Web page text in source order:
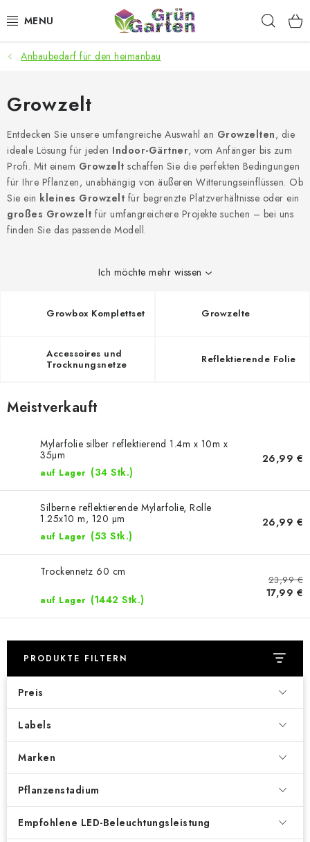
Inhalt
ANGEBOTE
LED PFLANZENLAMPEN
ANBAUBEDARF FÜR DEN HEIMANBAU
AQUARISTIK
MICROGREENS
SMARTER GARTEN
Geschäftsbewertung Kaufberatung AGB
Anbaubedarf für den heimanbau
Growzelt
Entdecken Sie unsere umfangreiche Auswahl an Growzelten, die
ideale Lösung für jeden Indoor-Gärtner, vom Anfänger bis zum
Profi. Mit einem Growzelt schaffen Sie die perfekten Bedingungen
für Ihre Pflanzen, unabhängig von äußeren Witterungseinflüssen. Ob
Sie ein kleines Growzelt für begrenzte Platzverhältnisse oder ein
großes Growzelt für umfangreichere Projekte suchen – bei uns
finden Sie das passende Modell.
Ich möchte mehr wissen
Growbox Komplettset Growzelte
Accessoires und
Trocknungsnetze
Reflektierende Folie
Meistverkauft
Mylarfolie silber reflektierend 1.4m x 10m x
35µm
auf Lager (34 Stk.)
26,99 €
Silberne reflektierende Mylarfolie, Rolle
1.25x10 m, 120 µm
auf Lager (53 Stk.)
26,99 €
Trockennetz 60 cm
auf Lager (1442 Stk.)
23,99 €
17,99 €
PRODUKTE FILTERN
Preis
Labels
Marken
Pflanzenstadium
Empfohlene LED-Beleuchtungsleistung